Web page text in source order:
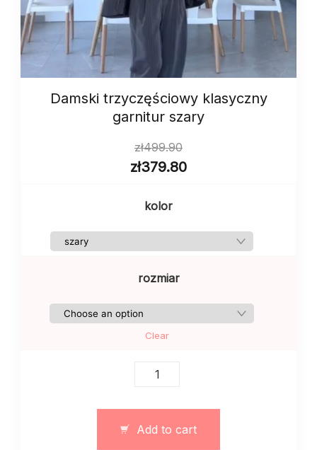
Damski trzyczęściowy klasyczny
garnitur szary
zł499.90
zł379.80
kolor
rozmiar
Clear
Damski
szary
Add to cart